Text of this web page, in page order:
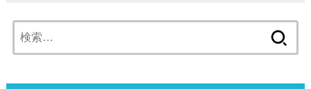
索: